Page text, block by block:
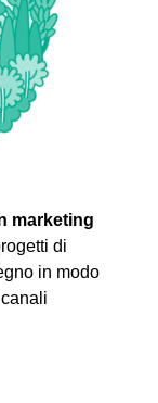
marketing
di
in modo